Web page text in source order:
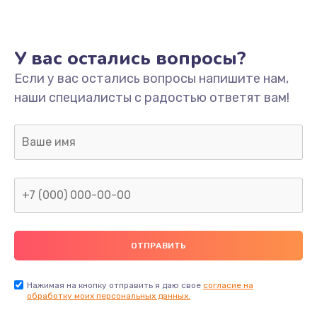
У вас остались вопросы?
Если у вас остались вопросы напишите нам,
наши специалисты с радостью ответят вам!
Нажимая на кнопку отправить я даю свое согласие на
обработку моих персональных данных.